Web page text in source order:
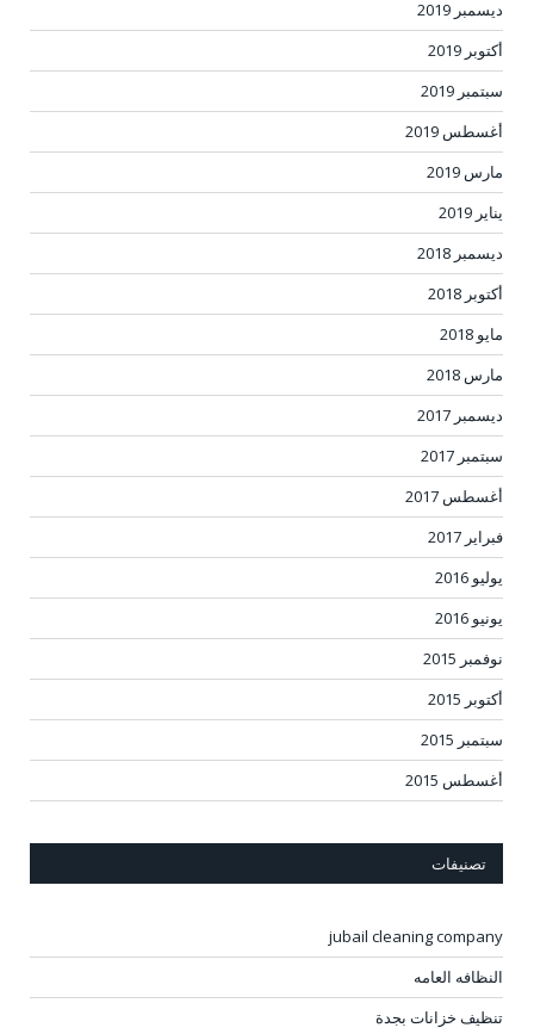
ديسمبر 2019
أكتوبر 2019
سبتمبر 2019
أغسطس 2019
مارس 2019
يناير 2019
ديسمبر 2018
أكتوبر 2018
مايو 2018
مارس 2018
ديسمبر 2017
سبتمبر 2017
أغسطس 2017
فبراير 2017
يوليو 2016
يونيو 2016
نوفمبر 2015
أكتوبر 2015
سبتمبر 2015
أغسطس 2015
تصنيفات
jubail cleaning company
النظافه العامه
تنظيف خزانات بجدة